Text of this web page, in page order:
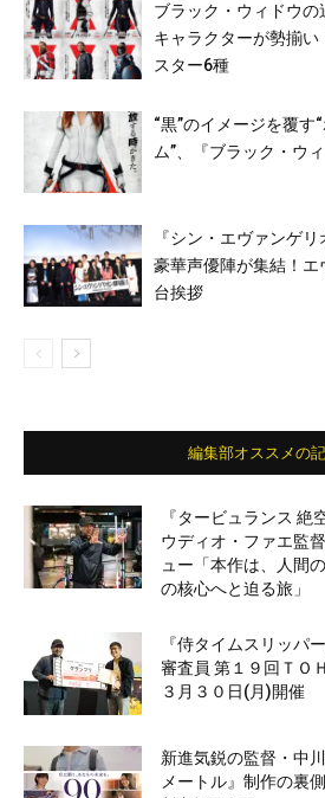
ブラック・ウィドウ
キャラクターが勢揃
スター6種
“黒”のイメージを覆す
ム”、『ブラック・ウ
『シン・エヴァンゲ
豪華声優陣が集結！
台挨拶
編集部オススメの
『タービュランス 絶
ウディオ・ファエ監
ュー「本作は、人間
の核心へと迫る旅」
『侍タイムスリッパ
審査員 第１９回ＴＯ
３月３０日(月)開催
新進気鋭の監督・中
メートル』制作の裏